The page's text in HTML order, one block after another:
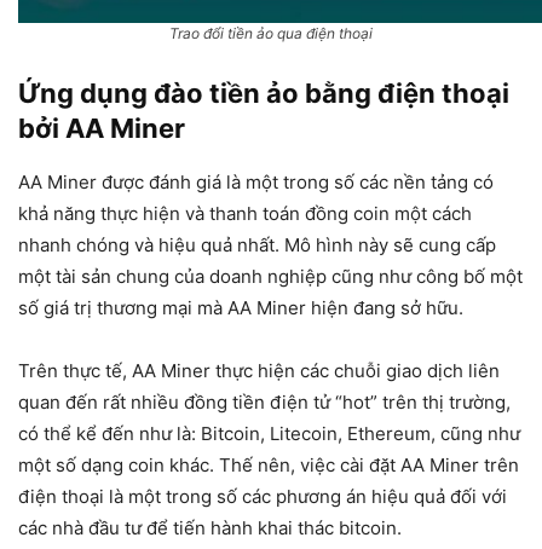
Trao đổi tiền ảo qua điện thoại
Ứng dụng đào tiền ảo bằng điện thoại
bởi AA Miner
AA Miner được đánh giá là một trong số các nền tảng có
khả năng thực hiện và thanh toán đồng coin một cách
nhanh chóng và hiệu quả nhất. Mô hình này sẽ cung cấp
một tài sản chung của doanh nghiệp cũng như công bố một
số giá trị thương mại mà AA Miner hiện đang sở hữu.
Trên thực tế, AA Miner thực hiện các chuỗi giao dịch liên
quan đến rất nhiều đồng tiền điện tử “hot” trên thị trường,
có thể kể đến như là: Bitcoin, Litecoin, Ethereum, cũng như
một số dạng coin khác. Thế nên, việc cài đặt AA Miner trên
điện thoại là một trong số các phương án hiệu quả đối với
các nhà đầu tư để tiến hành khai thác bitcoin.